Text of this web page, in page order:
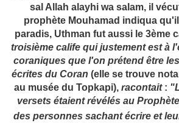
sal Allah alayhi wa salam, il
prophète Mouhamad indiqua
paradis, Uthman fut aussi le 3ème
troisième calife qui justement est à
coraniques que l'on prétend être
écrites du Coran (elle se trouve
au musée du Topkapi), racontait:
versets étaient révélés au
des personnes sachant écrire et